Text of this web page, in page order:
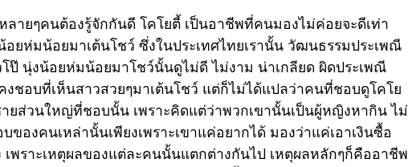
ายๆคนต้องรู้จักกันดี โคโยตี้ เป็นอาชีพที่คนมองไม่ค่อยจะดีเท่า
อยห่มน้อยมาเต้นโชว์ ซึ่งในประเทศไทยเรานั้น วัฒนธรรมประเพณี
ป๊ นุ่งน้อยห่มน้อยมาโชว์นั้นดูไม่ดี ไม่งาม น่าเกลียด ผิดประเพณี
ชอบที่เห็นสาวสวยๆมาเต้นโชว์ แต่ก็ไม่ได้แปลว่าคนที่ชอบดูโคโย
ายส่วนใหญ่ที่ชอบนั้น เพราะคิดแต่ว่าพวกเขานั้นเป็นผู้หญิงหากิน ไม่
ของคนเหล่านั้นเพียงเพราะเขาแค่อยากได้ มองว่าแค่เอาเงินซื้อ
เพราะเหตุผลของแต่ละคนนั้นแตกต่างกันไป เหตุผลหลักๆก็คืออาชีพ